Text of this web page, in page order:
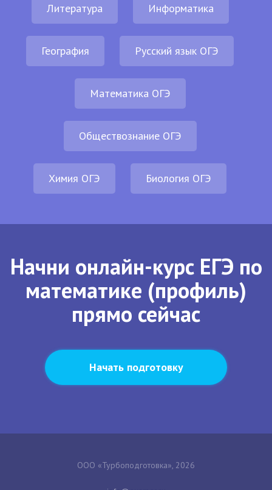
Литература Информатика
География Русский язык ОГЭ
Математика ОГЭ
Обществознание ОГЭ
Химия ОГЭ Биология ОГЭ
Начни онлайн-курс ЕГЭ по
математике (профиль)
прямо сейчас
Начать подготовку
ООО «Турбоподготовка», 2026